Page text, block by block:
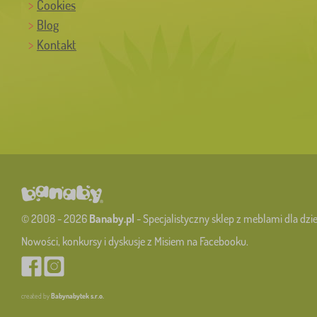
Cookies
Blog
Kontakt
© 2008 - 2026 Banaby.pl - Specjalistyczny sklep z meblami dla
Nowości, konkursy i dyskusje z Misiem na Facebooku.
created byBabynabytek s.r.o.